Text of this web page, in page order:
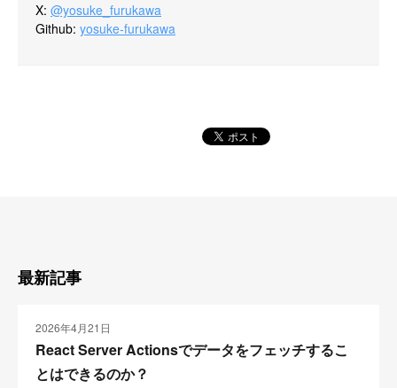
X: @yosuke_furukawa
Github: yosuke-furukawa
最新記事
2026年4月21日
React Server Actionsでデータをフェッチするこ
とはできるのか？